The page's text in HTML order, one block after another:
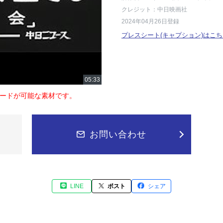
が可能な素材です。
クレジット：中日映画社
2024年04月26日登録
プレスシート(キャプション)はこ
お問い合わせ
LINE ポスト シェア